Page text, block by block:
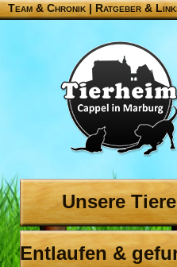
Team & Chronik |Ratgeber &
Unsere Tiere
Entlaufen &